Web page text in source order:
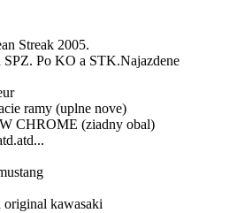
Streak 2005.
Po KO a STK.Najazdene
ramy (uplne nove)
CHROME (ziadny obal)
original kawasaki